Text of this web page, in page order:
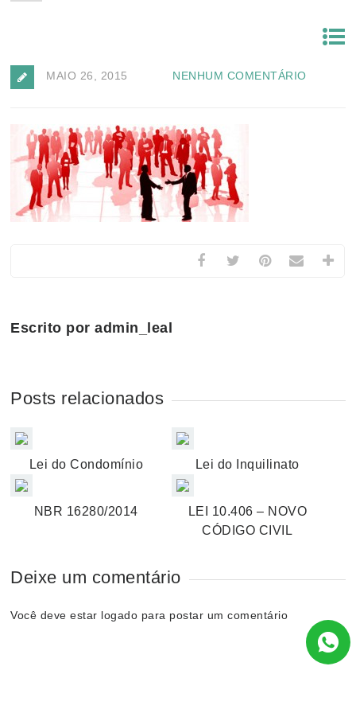
MAIO 26, 2015 NENHUM COMENTÁRIO
Escrito por admin_leal
Posts relacionados
Lei do Condomínio Lei do Inquilinato
NBR 16280/2014
LEI 10.406 – NOVO
CÓDIGO CIVIL
Deixe um comentário
Você deve estar logado para postar um comentário